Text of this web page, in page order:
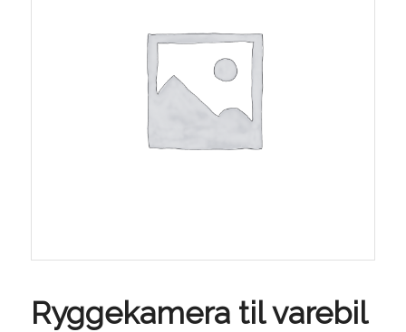
Ryggekamera til varebil